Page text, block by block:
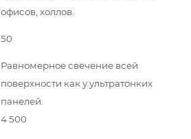
офисов, холлов.
50
Равномерное свечение всей
поверхности как у ультратонких
панелей.
4 500